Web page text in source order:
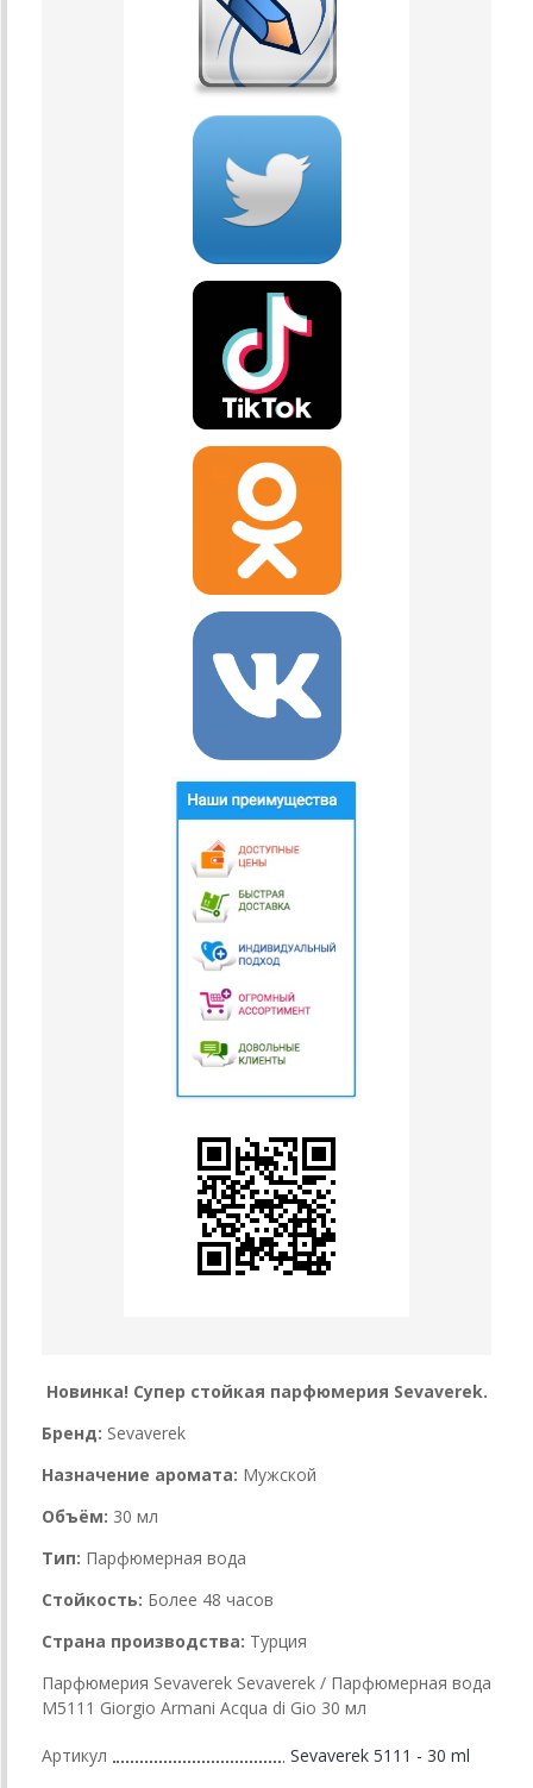
Новинка! Супер стойкая парфюмерия Sevaverek.
Бренд: Sevaverek
Назначение аромата: Мужской
Объём: 30 мл
Тип: Парфюмерная вода
Стойкость: Более 48 часов
Страна производства: Турция
Парфюмерия Sevaverek Sevaverek / Парфюмерная вода
M5111 Giorgio Armani Acqua di Gio 30 мл
Артикул Sevaverek 5111 - 30 ml